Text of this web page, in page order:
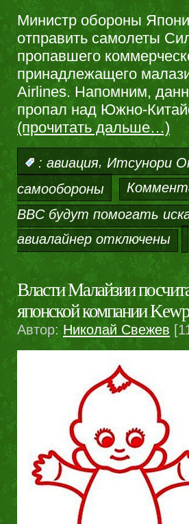
Министр обороны
отправить самолеты
пропавшего
принадлежащего
Airlines. Напомним,
пропал над Южно-
(прочитать дальше…)
: авиация, Итсунори
самообороны
ВВС будут помогать
авиалайнер отключены
Власти Малайзии
японской компании
Автор:Николай Свежев